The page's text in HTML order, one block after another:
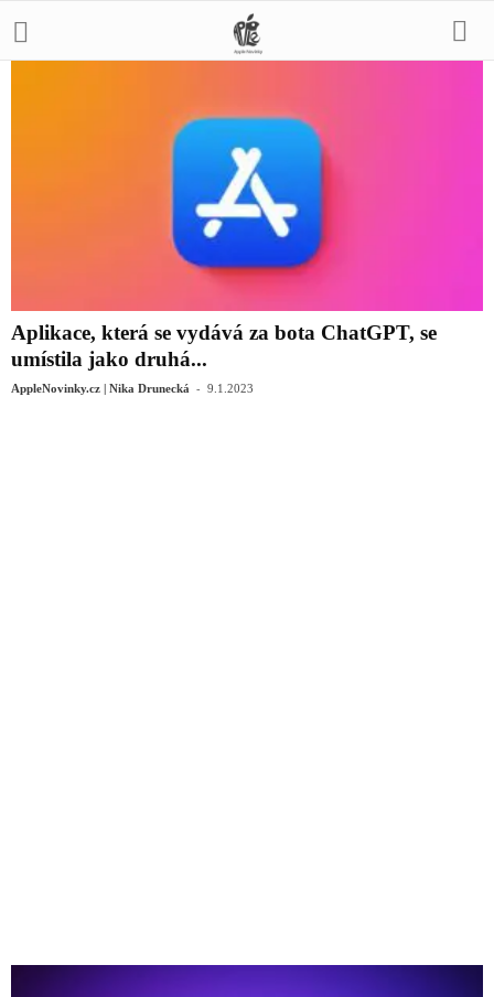
Aplikace, která se vydává za bota ChatGPT, se
umístila jako druhá...
AppleNovinky.cz | Nika Drunecká - 9.1.2023